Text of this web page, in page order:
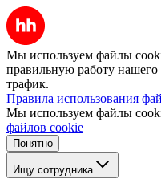
Мы используем файлы
правильную работу нашего
трафик.
Правила использования
Мы используем файлы
файлов cookie
Понятно
Ищу сотрудника